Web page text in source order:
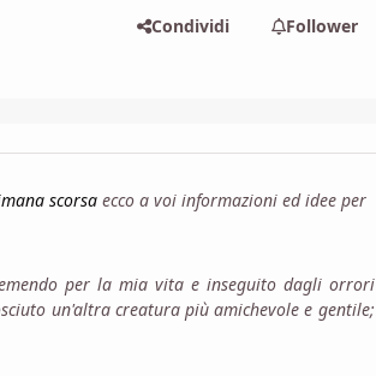
Condividi Follower
scorsa ecco a voi informazioni ed idee per
per la mia vita e inseguito dagli orrori
un'altra creatura più amichevole e gentile;